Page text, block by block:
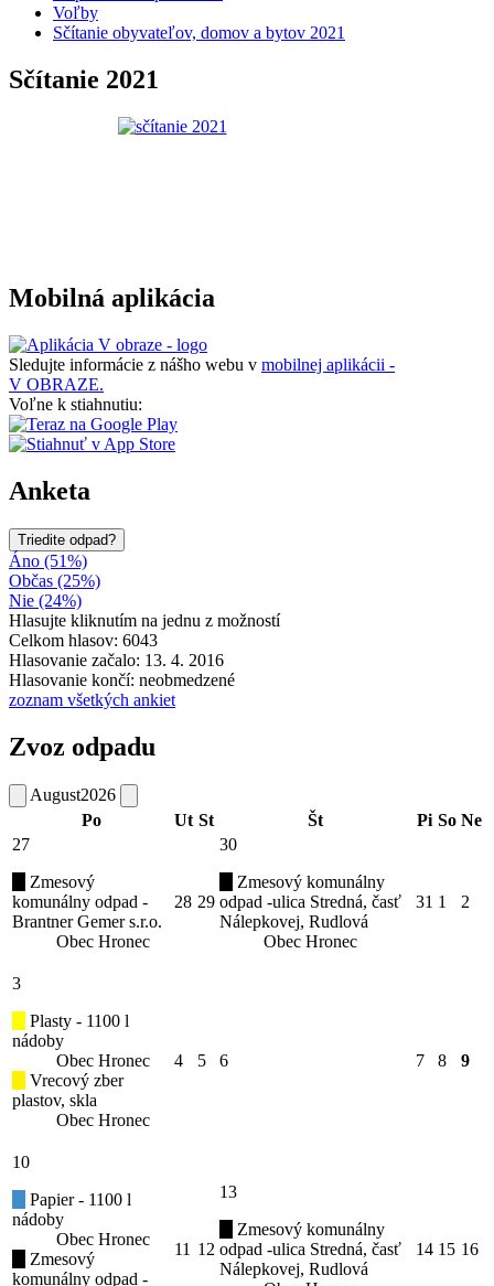
Voľby
Sčítanie obyvateľov, domov a bytov 2021
Sčítanie 2021
Mobilná aplikácia
Sledujte informácie z nášho webu v mobilnej aplikácii -
V OBRAZE.
Voľne k stiahnutiu:
Anketa
Triedite odpad?
Áno (51%)
Občas (25%)
Nie (24%)
Hlasujte kliknutím na jednu z možností
Celkom hlasov: 6043
Hlasovanie začalo: 13. 4. 2016
Hlasovanie končí: neobmedzené
zoznam všetkých ankiet
Zvoz odpadu
August2026
Po
Ut St Št Pi So Ne
27
Zmesový
komunálny odpad -
Brantner Gemer s.r.o.
Obec Hronec
28 29
30
Zmesový komunálny
odpad -ulica Stredná, časť
Nálepkovej, Rudlová
Obec Hronec
31 1 2
3
Plasty - 1100 l
nádoby
Obec Hronec
Vrecový zber
plastov, skla
Obec Hronec
4 5 6 7 8 9
10
Papier - 1100 l
nádoby
Obec Hronec
Zmesový
komunálny odpad -
11 12
13
Zmesový komunálny
odpad -ulica Stredná, časť
Nálepkovej, Rudlová
14 15 16